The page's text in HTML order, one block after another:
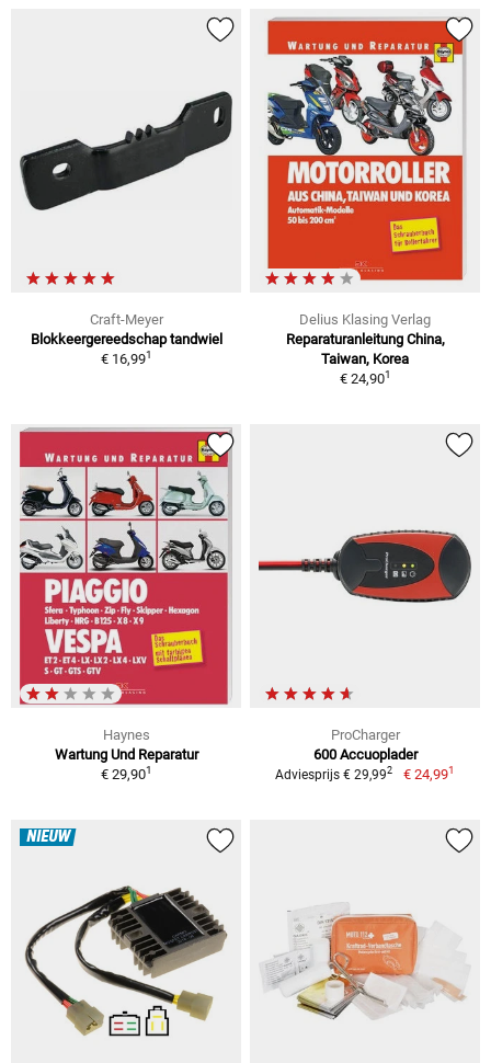
Craft-Meyer
Blokkeergereedschap tandwiel
€ 16,991
Delius Klasing Verlag
Reparaturanleitung China,
Taiwan, Korea
€ 24,901
Haynes
Wartung Und Reparatur
€ 29,901
ProCharger
600 Accuoplader
Adviesprijs € 29,992 € 24,991
NIEUW